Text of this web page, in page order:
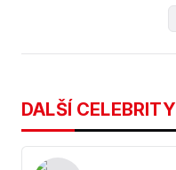
DALŠÍ CELEBRITY